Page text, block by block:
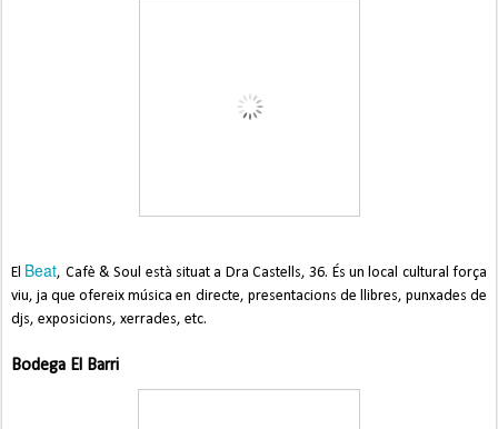
El Beat, Cafè & Soul està situat a Dra Castells, 36. És un local cultural força
viu, ja que ofereix música en directe, presentacions de llibres, punxades de
djs, exposicions, xerrades, etc.
Bodega El Barri